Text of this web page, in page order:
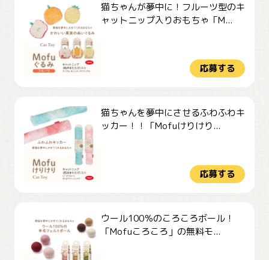
猫ちゃんが夢中に！フルーツ型のキ
ャットニップ入りおもちゃ「M...
応募する
猫ちゃんを夢中にさせるふわふわキ
ッカー！！「Mofuけりけり...
応募する
ウール100％のころころボール！
「Mofuころころ」の無料モ...